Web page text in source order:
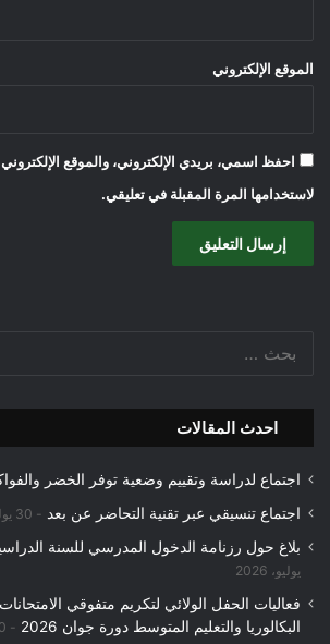
الموقع الإلكتروني
احفظ اسمي، بريدي الإلكتروني، والموقع
لاستخدامها المرة المقبلة في تعليقي.
احدث المقالات
اجتماع لدراسة وتقييم وضعية توفر الخضر
اجتماع تنسيقي عبر تقنية التحاضر عن بعد 30 يوليو، 2026
بلاغ حول رزنامة الدخول المدرسي للسنة الدراسية 2026-
يوليو، 2026
فعاليات الحفل الولائي لتكريم متفوقي
البكالوريا والتعليم المتوسط دورة جوان 2026
30